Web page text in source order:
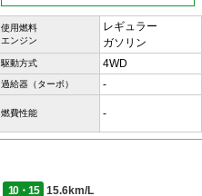
使用燃料
エンジン
レギュラー
ガソリン
駆動方式 4WD
過給器（ターボ） -
燃費性能 -
10・15
15.6km/L